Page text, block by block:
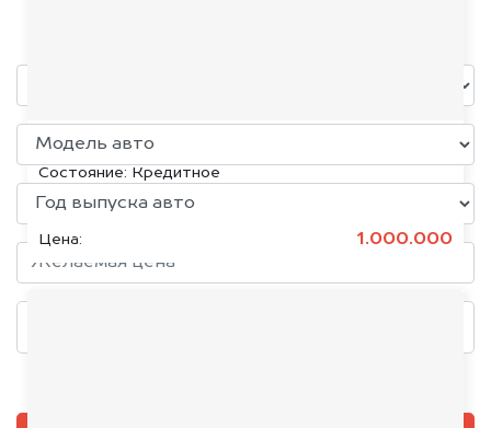
KIA K5, 2020
Состояние: Кредитное
Цена: 1.000.000